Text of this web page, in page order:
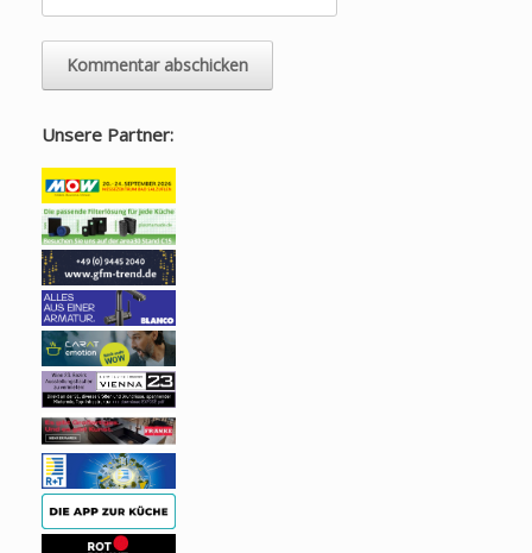
Unsere Partner: